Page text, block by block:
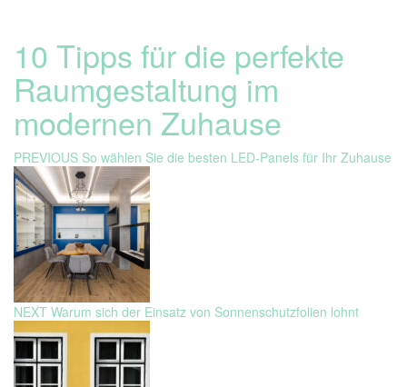
10 Tipps für die perfekte
Raumgestaltung im
modernen Zuhause
Beitragsnavigation
PREVIOUS Previous
post:
So wählen Sie die besten LED-Panels für Ihr Zuhause
NEXT Next
post:
Warum sich der Einsatz von Sonnenschutzfolien lohnt